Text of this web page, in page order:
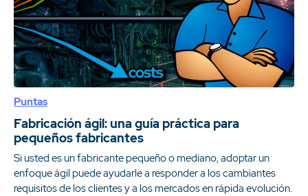
Puntas
Fabricación ágil: una guía práctica para
pequeños fabricantes
Si usted es un fabricante pequeño o mediano, adoptar un
enfoque ágil puede ayudarle a responder a los cambiantes
requisitos de los clientes y a los mercados en rápida evolución.